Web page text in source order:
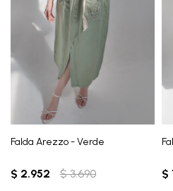
Falda Arezzo - Verde
$ 2.952 $ 3.690 $